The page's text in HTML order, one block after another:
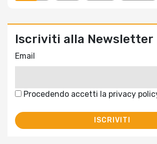
Iscriviti alla Newsletter
Email
Procedendo accetti la privacy